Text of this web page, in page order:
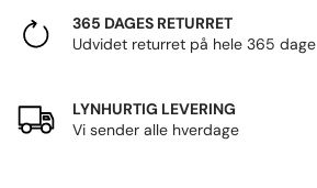
365 DAGES RETURRET
Udvidet returret på hele 365 dage
LYNHURTIG LEVERING
Vi sender alle hverdage